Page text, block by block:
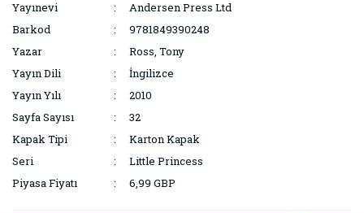
Yayınevi
Andersen Press Ltd
Barkod
9781849390248
Yazar
Ross, Tony
Yayın Dili
İngilizce
Yayın Yılı
2010
Sayfa Sayısı
32
Kapak Tipi
Karton Kapak
Seri
Little Princess
Piyasa Fiyatı
6,99 GBP